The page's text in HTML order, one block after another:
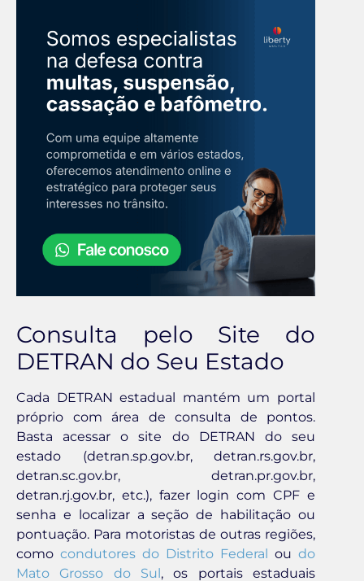
Consulta pelo Site do
DETRAN do Seu Estado
Cada DETRAN estadual mantém um portal
próprio com área de consulta de pontos.
Basta acessar o site do DETRAN do seu
estado (detran.sp.gov.br, detran.rs.gov.br,
detran.sc.gov.br, detran.pr.gov.br,
detran.rj.gov.br, etc.), fazer login com CPF e
senha e localizar a seção de habilitação ou
pontuação. Para motoristas de outras regiões,
como condutores do Distrito Federal ou do
Mato Grosso do Sul , os portais estaduais